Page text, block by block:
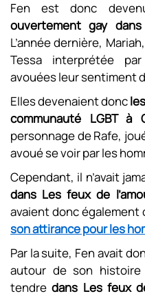
Fen est donc
ouvertement gay
L’année dernière,
Tessa interprétée
avouées leur sentiment
Elles devenaient donc
communauté LGBT à
personnage de Rafe,
avoué se voir par les
Cependant, il n’avait
dans Les feux de
avaient donc également
son attirance pour les
Par la suite, Fen avait
autour de son histoire
tendredans Les feux